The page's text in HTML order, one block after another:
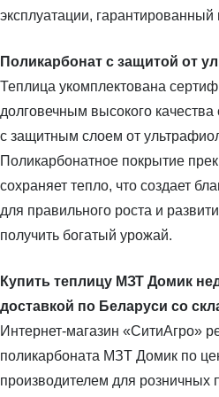
эксплуатации, гарантированный
Поликарбонат с защитой от
Теплица укомплектована
долговечным высокого
с защитным слоем от
Поликарбонатное покрытие
сохраняет тепло, что создает
для правильного роста и
получить богатый урожай.
Купить теплицу МЗТ Домик
доставкой по Беларуси со
Интернет-магазин «СитиАгро»
поликарбоната МЗТ Домик по
производителем для розничных